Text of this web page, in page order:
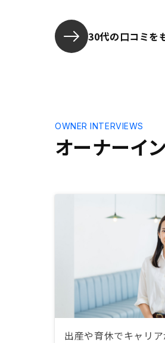
はRENOSYの強みなども
ただきました。 不安が
状態ではじめることがで
かったです。オーナー用
30代の口コミを
オーナーイ
OWNER INTERVIEWS
出産や育休でキャリ